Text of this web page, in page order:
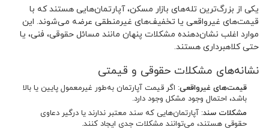
یکی از بزرگ‌ترین تله‌های بازار مسکن، آپارتمان‌هایی هستند که با
قیمت‌های غیرواقعی یا تخفیف‌های غیرمنطقی عرضه می‌شوند. این
موارد اغلب نشان‌دهنده مشکلات پنهان مانند مسائل حقوقی، فنی، یا
حتی کلاهبرداری هستند.
نشانه‌های مشکلات حقوقی و قیمتی
قیمت‌های غیرواقعی: اگر قیمت آپارتمان به‌طور غیرمعمول پایین یا بالا
باشد، احتمال وجود مشکل وجود دارد.
مشکلات سند: آپارتمان‌هایی که سند معتبر ندارند یا درگیر دعاوی
حقوقی هستند، می‌توانند مشکلات جدی ایجاد کنند.